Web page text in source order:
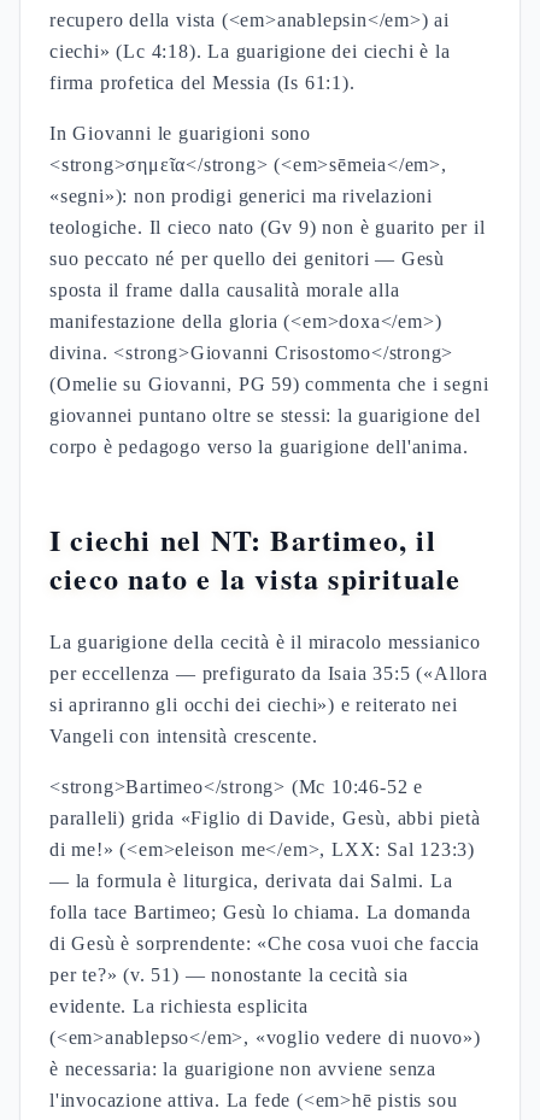
recupero della vista (<em>anablepsin</em>) ai
ciechi» (Lc 4:18). La guarigione dei ciechi è la
firma profetica del Messia (Is 61:1).
In Giovanni le guarigioni sono
<strong>σημεῖα</strong> (<em>sēmeia</em>,
«segni»): non prodigi generici ma rivelazioni
teologiche. Il cieco nato (Gv 9) non è guarito per il
suo peccato né per quello dei genitori — Gesù
sposta il frame dalla causalità morale alla
manifestazione della gloria (<em>doxa</em>)
divina. <strong>Giovanni Crisostomo</strong>
(Omelie su Giovanni, PG 59) commenta che i segni
giovannei puntano oltre se stessi: la guarigione del
corpo è pedagogo verso la guarigione dell'anima.
I ciechi nel NT: Bartimeo, il
cieco nato e la vista spirituale
La guarigione della cecità è il miracolo messianico
per eccellenza — prefigurato da Isaia 35:5 («Allora
si apriranno gli occhi dei ciechi») e reiterato nei
Vangeli con intensità crescente.
<strong>Bartimeo</strong> (Mc 10:46-52 e
paralleli) grida «Figlio di Davide, Gesù, abbi pietà
di me!» (<em>eleison me</em>, LXX: Sal 123:3)
— la formula è liturgica, derivata dai Salmi. La
folla tace Bartimeo; Gesù lo chiama. La domanda
di Gesù è sorprendente: «Che cosa vuoi che faccia
per te?» (v. 51) — nonostante la cecità sia
evidente. La richiesta esplicita
(<em>anablepso</em>, «voglio vedere di nuovo»)
è necessaria: la guarigione non avviene senza
l'invocazione attiva. La fede (<em>hē pistis sou